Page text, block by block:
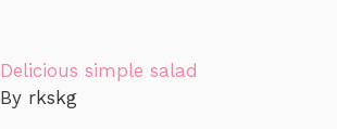
Delicious simple salad
By rkskg